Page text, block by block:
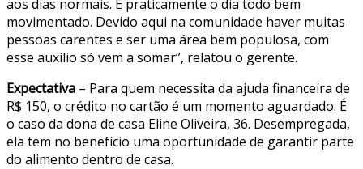
aos dias normais. É praticamente o dia todo bem
movimentado. Devido aqui na comunidade haver muitas
pessoas carentes e ser uma área bem populosa, com
esse auxílio só vem a somar”, relatou o gerente.
Expectativa – Para quem necessita da ajuda financeira de
R$ 150, o crédito no cartão é um momento aguardado. É
o caso da dona de casa Eline Oliveira, 36. Desempregada,
ela tem no benefício uma oportunidade de garantir parte
do alimento dentro de casa.